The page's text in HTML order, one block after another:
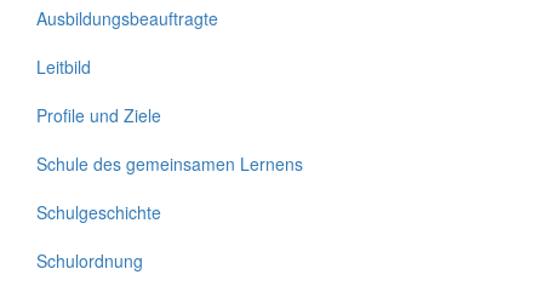
Ausbildungsbeauftragte
Leitbild
Profile und Ziele
Schule des gemeinsamen Lernens
Schulgeschichte
Schulordnung